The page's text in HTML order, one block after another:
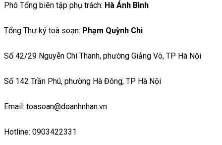
Phó Tổng biên tập phụ trách: Hà Ánh Bình
Tổng Thư ký toà soạn: Phạm Quỳnh Chi
Số 42/29 Nguyễn Chí Thanh, phường Giảng Võ, TP Hà Nội
Số 142 Trần Phú, phường Hà Đông, TP Hà Nội
Email: toasoan@doanhnhan.vn
Hotline: 0903422331